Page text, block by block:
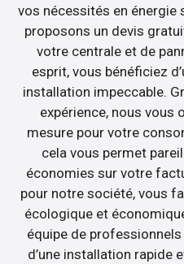
vos nécessités en énergie
proposons un devis
votre centrale et de
esprit, vous bénéficiez
installation impeccable.
expérience, nous
mesure pour votre
cela vous permet
économies sur votre
pour notre société, vous
écologique et
équipe de
d’une installation rapide